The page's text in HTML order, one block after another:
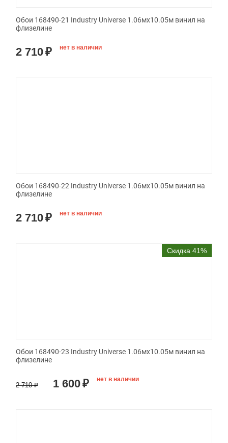
Обои 168490-21 Industry Universe 1.06мx10.05м винил на
флизелине
2 710₽ нет в наличии
Обои 168490-22 Industry Universe 1.06мx10.05м винил на
флизелине
2 710₽ нет в наличии
Скидка 41%
Обои 168490-23 Industry Universe 1.06мx10.05м винил на
флизелине
2 710 ₽ 1 600₽ нет в наличии